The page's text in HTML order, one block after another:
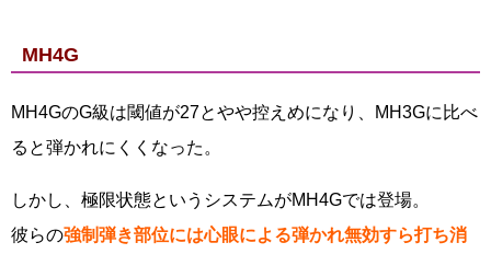
MH4G
MH4GのG級は閾値が27とやや控えめになり、MH3Gに比べ
ると弾かれにくくなった。
しかし、極限状態というシステムがMH4Gでは登場。
彼らの強制弾き部位には心眼による弾かれ無効すら打ち消